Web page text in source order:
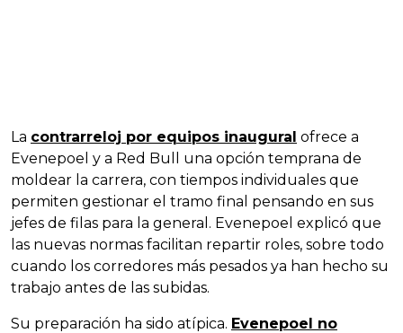
La contrarreloj por equipos inaugural ofrece a
Evenepoel y a Red Bull una opción temprana de
moldear la carrera, con tiempos individuales que
permiten gestionar el tramo final pensando en sus
jefes de filas para la general. Evenepoel explicó que
las nuevas normas facilitan repartir roles, sobre todo
cuando los corredores más pesados ya han hecho su
trabajo antes de las subidas.
Su preparación ha sido atípica. Evenepoel no